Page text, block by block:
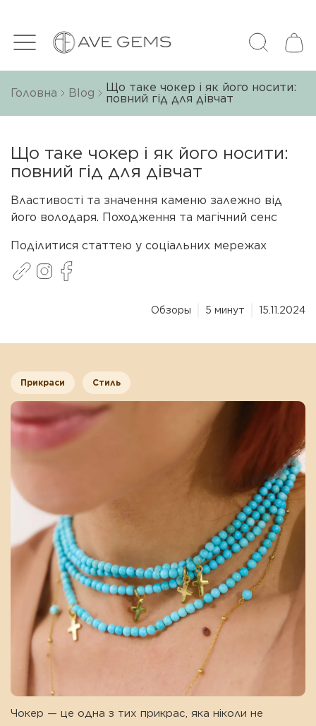
Головна Blog
Що таке чокер і як його носити:
повний гід для дівчат
Що таке чокер і як його носити:
повний гід для дівчат
Властивості та значення каменю залежно від
його володаря. Походження та магічний сенс
Поділитися статтею у соціальних мережах
Обзоры 5 минут 15.11.2024
Прикраси Стиль
Чокер — це одна з тих прикрас, яка ніколи не